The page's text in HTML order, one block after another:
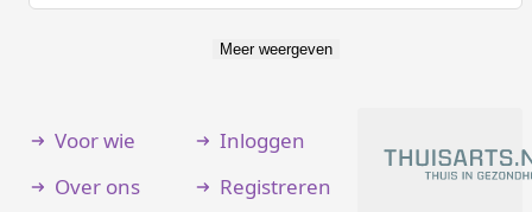
Meer weergeven
Voor wie
Over ons
Inloggen
Registreren